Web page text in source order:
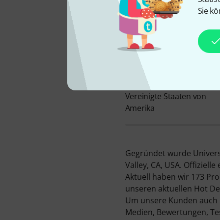
Sie
FIRMENSTANDORT
Vereinigte Staaten von
Amerika
Gegründet wurde
Valley, CA, USA.
Aktuell haben wir 173
unseren aktuellen Hot
Um unsere Kunden
Medien, Bewertungen,